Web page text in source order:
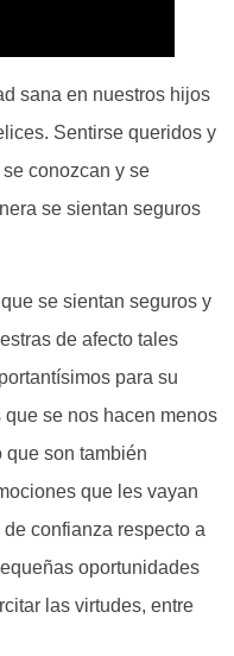
sana en nuestros hijos
Sentirse queridos y
conozcan y se
se sientan seguros
se sientan seguros y
de afecto tales
para su
se nos hacen menos
que son también
que les vayan
confianza respecto a
oportunidades
las virtudes, entre